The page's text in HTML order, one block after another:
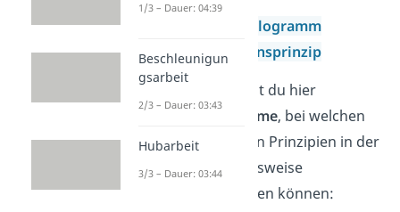
Kräfteparallelogramm
Superpositionsprinzip
Außerdem findest du hier
besondere
Systeme, bei welchen
die verschiedenen Prinzipien in der
Dynamik beispielsweise
angewandt werden können:
1/3 – Dauer: 04:39
Beschleunigun
gsarbeit
2/3 – Dauer: 03:43
Hubarbeit
3/3 – Dauer: 03:44